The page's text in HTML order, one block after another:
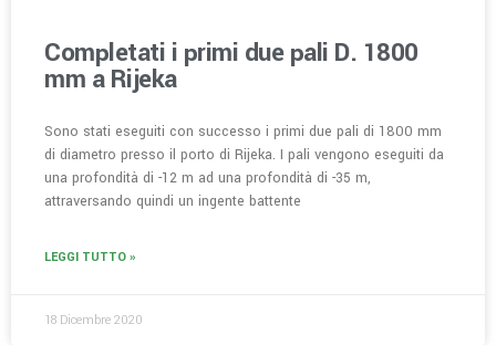
Completati i primi due pali D. 1800
mm a Rijeka
Sono stati eseguiti con successo i primi due pali di 1800 mm
di diametro presso il porto di Rijeka. I pali vengono eseguiti da
una profondità di -12 m ad una profondità di -35 m,
attraversando quindi un ingente battente
LEGGI TUTTO »
18 Dicembre 2020